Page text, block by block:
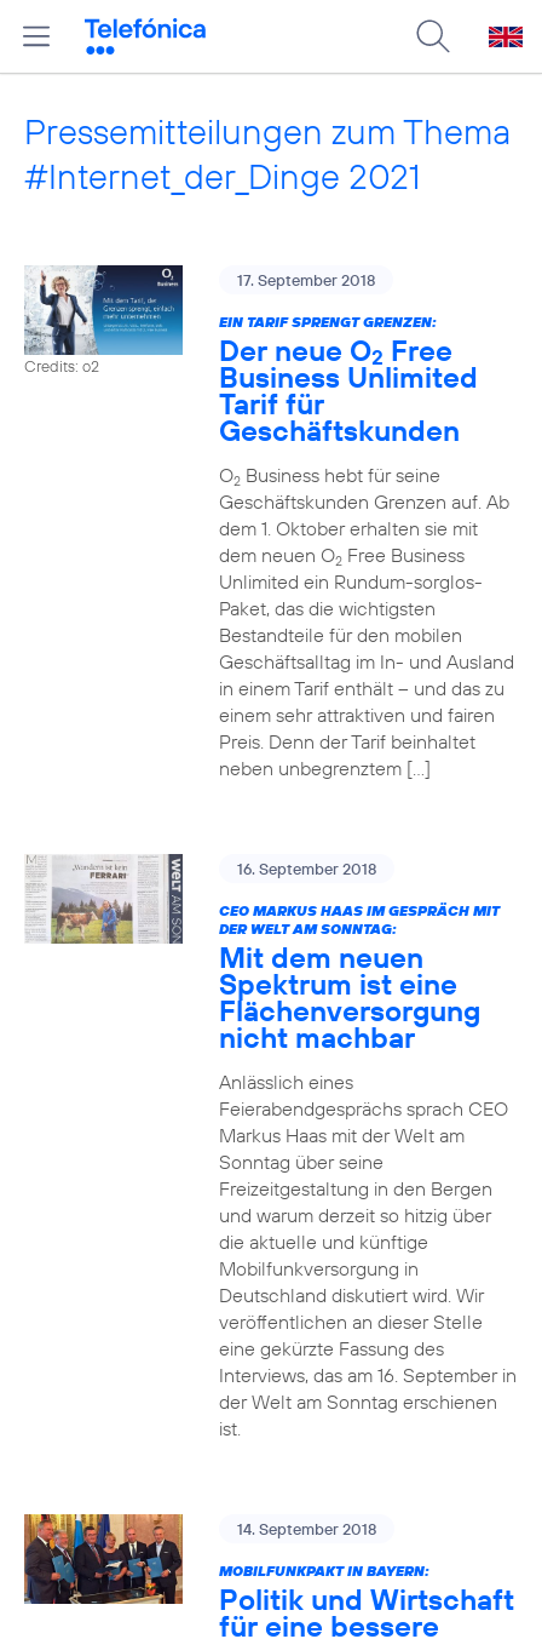
Pressemitteilungen zum Thema
#Internet_der_Dinge 2021
Credits: o2
17. September 2018
EIN TARIF SPRENGT GRENZEN:
Der neue O2 Free
Business Unlimited
Tarif für
Geschäftskunden
O2Business hebt für seine
Geschäftskunden Grenzen auf. Ab
dem 1. Oktober erhalten sie mit
dem neuen O2Free Business
Unlimited ein Rundum-sorglos-
Paket, das die wichtigsten
Bestandteile für den mobilen
Geschäftsalltag im In- und Ausland
in einem Tarif enthält – und das zu
einem sehr attraktiven und fairen
Preis. Denn der Tarif beinhaltet
neben unbegrenztem […]
16. September 2018
CEO MARKUS HAAS IM GESPRÄCH MIT
DER WELT AM SONNTAG:
Mit dem neuen
Spektrum ist eine
Flächenversorgung
nicht machbar
Anlässlich eines
Feierabendgesprächs sprach CEO
Markus Haas mit der Welt am
Sonntag über seine
Freizeitgestaltung in den Bergen
und warum derzeit so hitzig über
die aktuelle und künftige
Mobilfunkversorgung in
Deutschland diskutiert wird. Wir
veröffentlichen an dieser Stelle
eine gekürzte Fassung des
Interviews, das am 16. September in
der Welt am Sonntag erschienen
ist.
14. September 2018
MOBILFUNKPAKT IN BAYERN:
Politik und Wirtschaft
für eine bessere